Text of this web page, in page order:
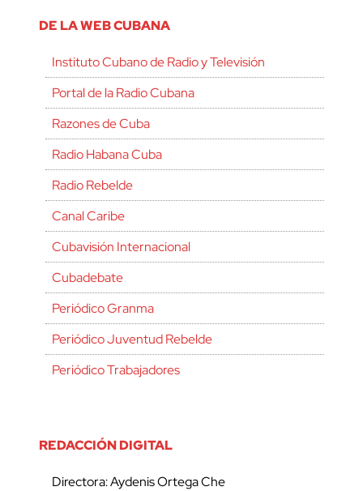
DE LA WEB CUBANA
Instituto Cubano de Radio y Televisión
Portal de la Radio Cubana
Razones de Cuba
Radio Habana Cuba
Radio Rebelde
Canal Caribe
Cubavisión Internacional
Cubadebate
Periódico Granma
Periódico Juventud Rebelde
Periódico Trabajadores
REDACCIÓN DIGITAL
Directora: Aydenis Ortega Che